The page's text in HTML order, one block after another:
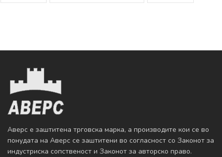
Аверс е заштитена трговска марка, а производите кои се во
понудата на Аверс се заштитени во согласност со Законот за
индустриска сопственост и Законот за авторско право.